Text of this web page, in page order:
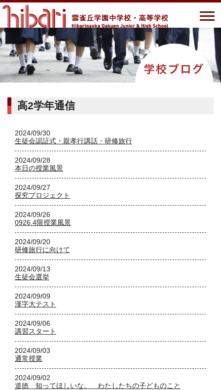
高2学年通信
2024/09/30
生徒会認証式・親孝行講話・研修旅行
2024/09/28
本日の授業風景
2024/09/27
探究プロジェクト
2024/09/26
0926.4限授業風景
2024/09/20
研修旅行に向けて
2024/09/13
生徒会選挙
2024/09/09
漢字大テスト
2024/09/06
講習スタート
2024/09/03
通常授業
2024/09/02
道徳 知ってほしいな。 わたしたちの子どものこと